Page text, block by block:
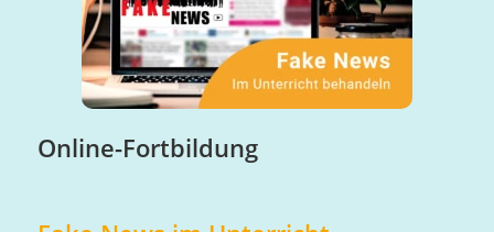
Online-Fortbildung